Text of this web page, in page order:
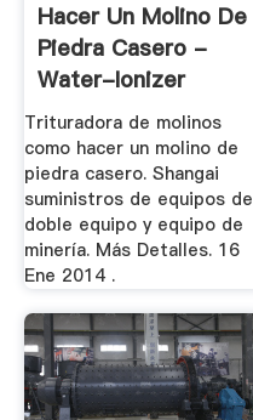
Hacer Un Molino De
Piedra Casero -
Water-Ionizer
Trituradora de molinos
como hacer un molino de
piedra casero. Shangai
suministros de equipos de
doble equipo y equipo de
minería. Más Detalles. 16
Ene 2014 .